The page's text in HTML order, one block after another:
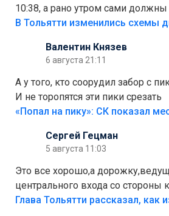
10:38, а рано утром сами должны
Валентин Князев
6 августа 21:11
А у того, кто соорудил забор с
И не торопятся эти пики срезать
Сергей Гецман
5 августа 11:03
Это все хорошо,а
центрального входа со
аттракционам слабо